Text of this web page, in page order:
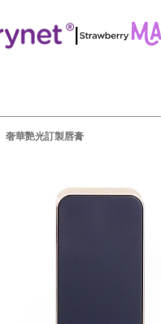
|
奢華艷光訂製唇膏